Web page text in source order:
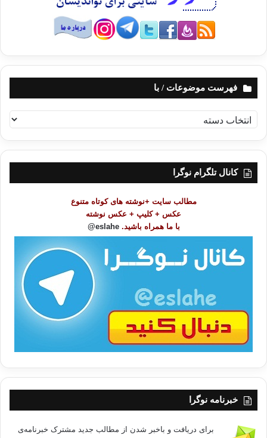
فهرست موضوعات / با
ه
ر
کانال تلگرام نوگرا
مطالب سایت +نوشته های کوتاه متنوع
عکس + کلیپ + عکس نوشته
با ما همراه باشید. eslahe@
خبرنامه نوگرا
برای دریافت و باخبر شدن از مطالب جدید مشترک خبرنامه‌ی